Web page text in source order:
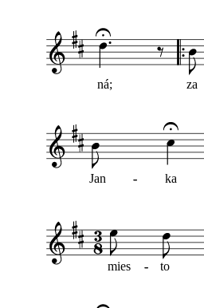
ná; za
Jan ka
-
-
mies to
-
-